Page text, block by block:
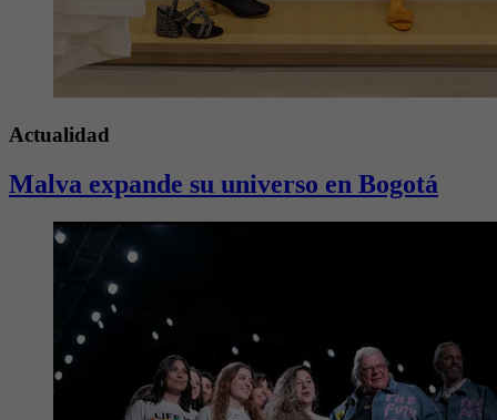
Actualidad
Malva expande su universo en Bogotá